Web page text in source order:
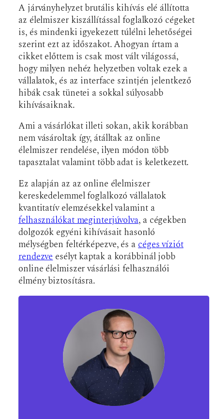
A járványhelyzet brutális kihívás elé állította
az élelmiszer kiszállítással foglalkozó cégeket
is, és mindenki igyekezett túlélni lehetőségei
szerint ezt az időszakot. Ahogyan írtam a
cikket előttem is csak most vált világossá,
hogy milyen nehéz helyzetben voltak ezek a
vállalatok, és az interface szintjén jelentkező
hibák csak tünetei a sokkal súlyosabb
kihívásaiknak.
Ami a vásárlókat illeti sokan, akik korábban
nem vásároltak így, átálltak az online
élelmiszer rendelése, ilyen módon több
tapasztalat valamint több adat is keletkezett.
Ez alapján az az online élelmiszer
kereskedelemmel foglalkozó vállalatok
kvantitatív elemzésekkel valamint a
felhasználókat meginterjúvolva, a cégekben
dolgozók egyéni kihívásait hasonló
mélységben feltérképezve, és acéges víziót
rendezveesélyt kaptak a korábbinál jobb
online élelmiszer vásárlási felhasználói
élmény biztosításra.